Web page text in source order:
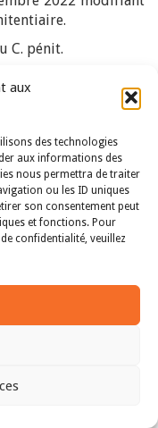
aux
des technologies
aux informations des
nous permettra de traiter
ou les ID uniques
son consentement peut
et fonctions. Pour
confidentialité, veuillez
C. pénit.
pénitentiaire v. :
au sein des
, n° 1, 2024, p. 145-
pénitentiaire : une
& Martin,
privé et sciences
inédit.
des modalités
Contribution à
Bibliothèque des